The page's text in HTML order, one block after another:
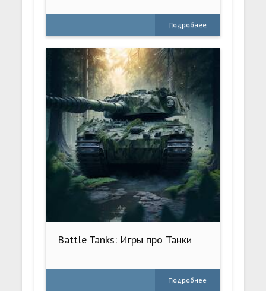
Подробнее
Battle Tanks: Игры про Танки
Подробнее